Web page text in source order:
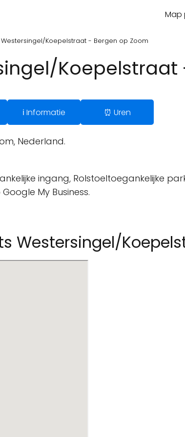
Map
Koepelstraat - Bergen op Zoom
ℹ️ Informatie ⏰ Uren
Nederland.
ingang, Rolstoeltoegankelijke
My Business.
Westersingel/